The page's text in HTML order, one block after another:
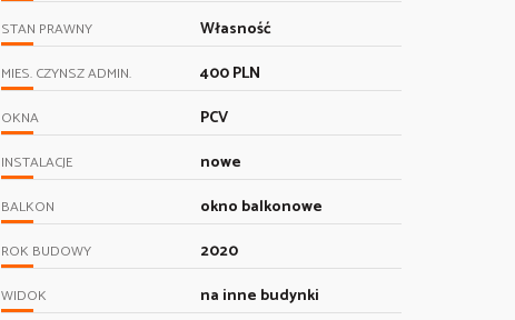
STAN PRAWNY Własność
MIES. CZYNSZ ADMIN. 400 PLN
OKNA PCV
INSTALACJE nowe
BALKON okno balkonowe
ROK BUDOWY 2020
WIDOK na inne budynki